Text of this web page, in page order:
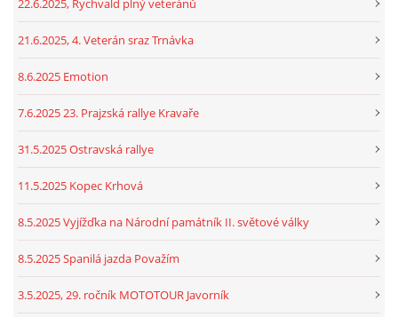
21.6.2025, 4. Veterán sraz Trnávka
8.6.2025 Emotion
7.6.2025 23. Prajzská rallye Kravaře
31.5.2025 Ostravská rallye
11.5.2025 Kopec Krhová
8.5.2025 Vyjížďka na Národní památník II. světové války
8.5.2025 Spanilá jazda Považím
3.5.2025, 29. ročník MOTOTOUR Javorník